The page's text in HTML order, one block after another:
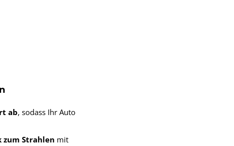
ab, sodass Ihr Auto
zum Strahlen mit